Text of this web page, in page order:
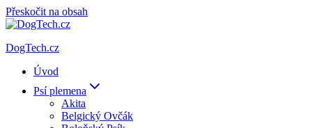
Přeskočit na obsah
DogTech.cz
Úvod
Psí plemena
Akita
Belgický Ovčák